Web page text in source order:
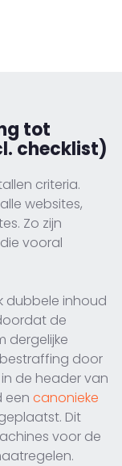
tot
checklist)
criteria.
websites,
Zo zijn
vooral
dubbele inhoud
de
dergelijke
door
de header van
een canonieke
Dit
voor de